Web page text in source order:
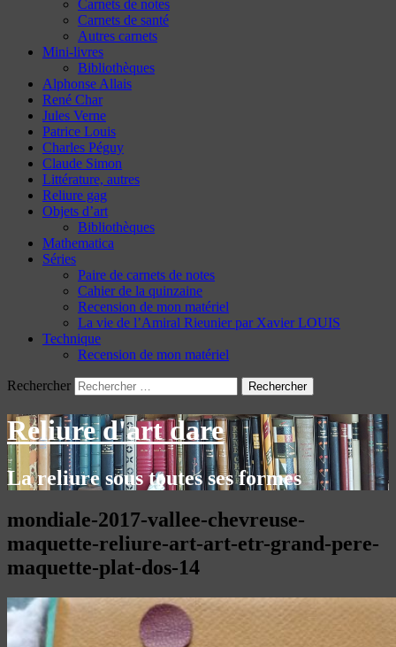
Carnets de notes
Carnets de santé
Autres carnets
Mini-livres
Bibliothèques
Alphonse Allais
René Char
Jules Verne
Patrice Louis
Charles Péguy
Claude Simon
Littérature, autres
Reliure gag
Objets d’art
Bibliothèques
Mathematica
Séries
Paire de carnets de notes
Cahier de la quinzaine
Recension de mon matériel
La vie de l’Amiral Rieunier par Xavier LOUIS
Technique
Recension de mon matériel
Rechercher
Reliure d'art dare
La reliure sous toutes ses formes
mondiale-2017-vallee-chevreuse-
maquette-reliure-art-art-etr-grand-pere-
maquette-plat-dos-14